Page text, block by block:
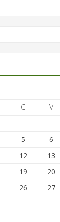
G V
5 6
12 13
19 20
26 27